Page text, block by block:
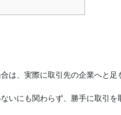
は、実際に取引先の企業へと
いにも関わらず、勝手に取引